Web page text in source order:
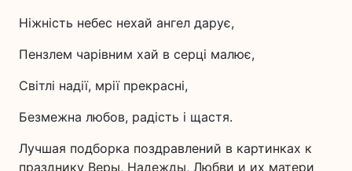
Ніжність небес нехай ангел дарує,
Пензлем чарівним хай в серці малює,
Світлі надії, мрії прекрасні,
Безмежна любов, радість і щастя.
Лучшая подборка поздравлений в картинках к
празднику Веры, Надежды, Любви и их матери